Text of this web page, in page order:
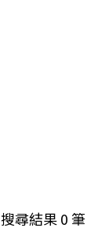
搜尋結果0筆